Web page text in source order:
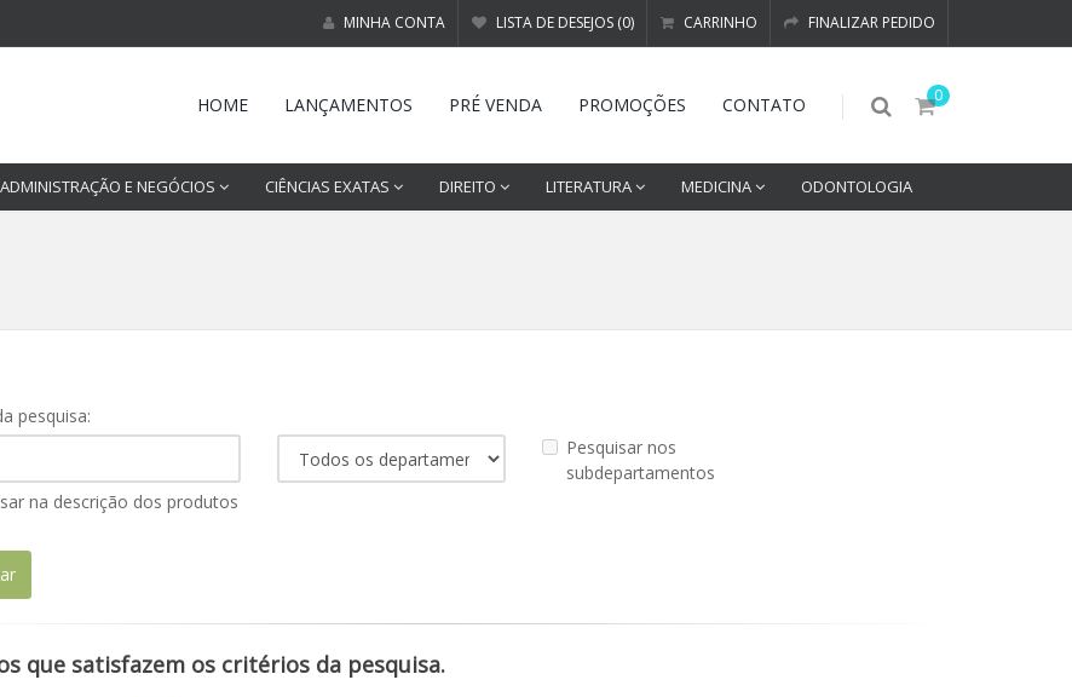
MINHA CONTA LISTA DE DESEJOS (0) CARRINHO FINALIZAR PEDIDO
0
HOME LANÇAMENTOS PRÉ VENDA PROMOÇÕES CONTATO
ADMINISTRAÇÃO E NEGÓCIOS CIÊNCIAS EXATAS DIREITO LITERATURA MEDICINA ODONTOLOGIA
pesquisa:
Pesquisar nos
subdepartamentos
na descrição dos produtos
que satisfazem os critérios da pesquisa.